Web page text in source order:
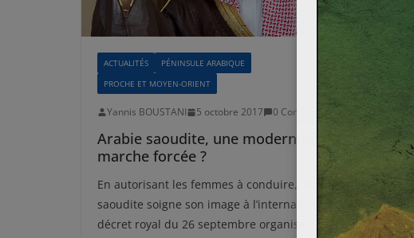
ACTUALITÉS
PÉNINSULE ARABIQUE
PROCHE ET MOYEN-ORIENT
Yannis BOUSTANI 5 octobre 2017 0 Comments
Arabie saoudite, une modernité à
marche forcée ?
En autorisant les femmes à conduire, l’Arabie
saoudite soigne son image à l’international. Le
décret royal du 26 septembre organise